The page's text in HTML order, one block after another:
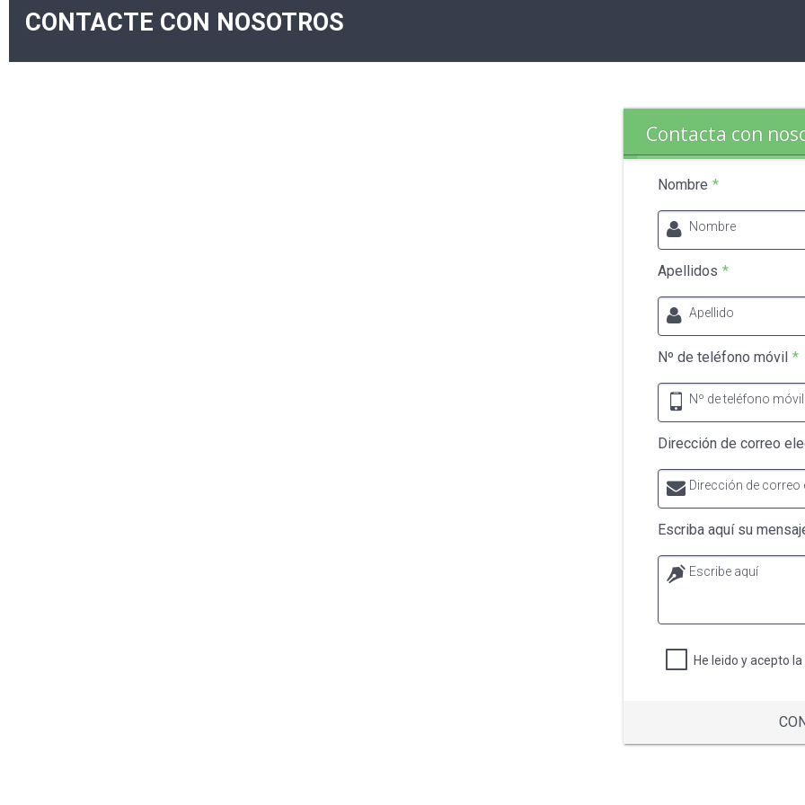
CONTACTE CON NOSOTROS
Contacta con
Nombre *
Nombre
Apellidos *
Apellido
Nº de teléfono móvil *
Nº de teléfono móvil
Dirección de correo
Dirección de correo
Escriba aquí su
Escribe aquí
He leido y acepto